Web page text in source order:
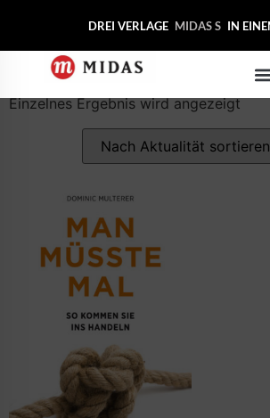
DREI VERLAGE MIDASIN
Stragegie
Einzelnes Ergebnis wird angezeigt